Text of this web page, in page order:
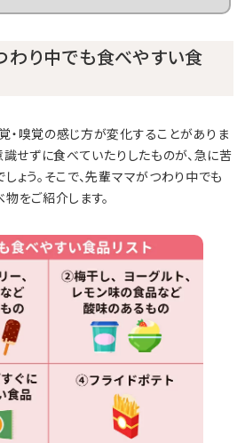
わり中でも食べやすい食
・嗅覚の感じ方が変化することがありま
識せずに食べていたりしたものが、急に苦
ょう。そこで、先輩ママがつわり中でも
をご紹介します。